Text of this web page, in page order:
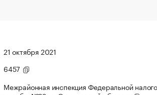
21 октября 2021
6457
Межрайонная инспекция Федеральной